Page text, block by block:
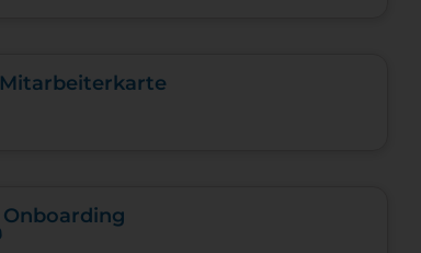
Mitarbeiterkarte
Onboarding